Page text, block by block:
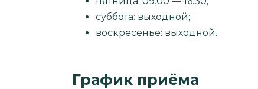
суббота: выходной;
воскресенье: выходной.
График приёма